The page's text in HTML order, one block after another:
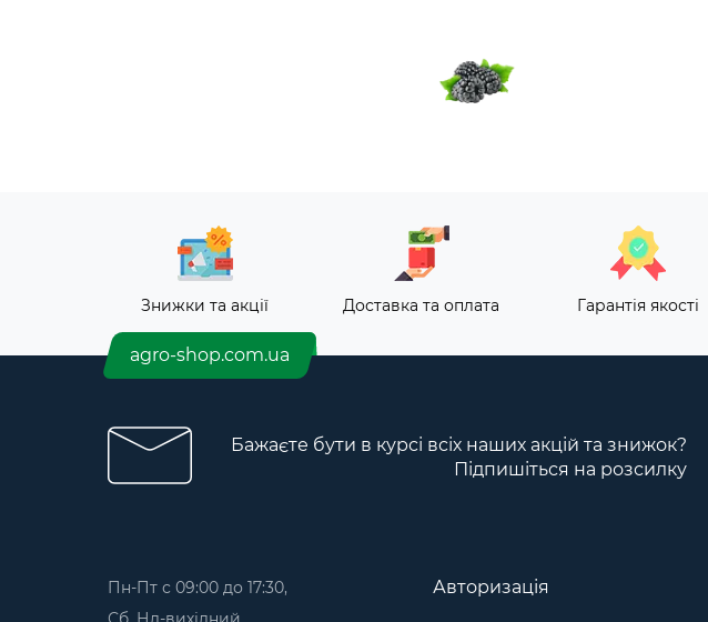
Знижки та акції Доставка та оплата Гарантія якості
agro-shop.com.ua
Бажаєте бути в курсі всіх наших акцій та знижок?
Підпишіться на розсилку
Пн-Пт с 09:00 до 17:30,
Авторизація